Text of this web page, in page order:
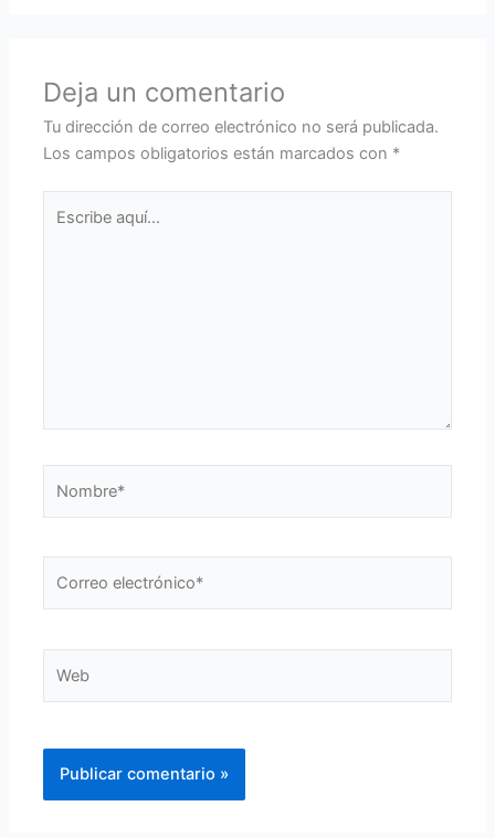
Deja un comentario
Tu dirección de correo electrónico no será publicada.
Los campos obligatorios están marcados con *
aquí...